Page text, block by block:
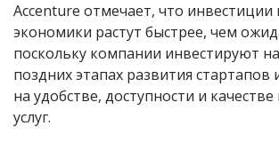
Accenture отмечает, что инвестиции
экономики растут быстрее, чем
поскольку компании инвестируют
поздних этапах развития стартапов
на удобстве, доступности и
услуг.